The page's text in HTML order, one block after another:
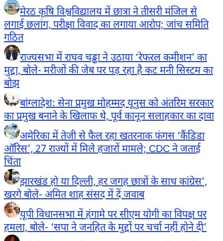
मेरठ कृषि विश्वविद्यालय में छात्रा ने तीसरी मंजिल से
लगाई छलांग, परीक्षा विवाद का लगाया आरोप; जांच समिति
गठित
राज्यसभा में राघव चड्ढा ने उठाया ‘रेफरल कमीशन’ का
मुद्दा, बोले- मरीजों की जेब पर पड़ रहा है कट मनी सिस्टम का
बोझ
बांग्लादेश: सेना प्रमुख मोहम्मद यूनुस को अंतरिम सरकार
का प्रमुख बनाने के खिलाफ थे, पूर्व कानून सलाहकार का दावा
अमेरिका में तेजी से फैल रहा खतरनाक फंगस ‘कैंडिडा
ऑरिस’, 27 राज्यों में मिले हजारों मामले; CDC ने जताई
चिंता
झारखंड हो या दिल्ली, हर जगह छात्रों के साथ कांग्रेस’,
खरगे बोले- अमित शाह संसद में दें जवाब
यूपी विधानसभा में हंगामे पर सीएम योगी का विपक्ष पर
हमला, बोले- ‘सपा ने जनहित के मुद्दों पर चर्चा नहीं होने दी’